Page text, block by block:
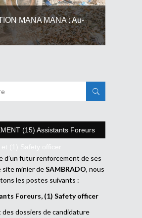
MANA MANA : Au-
(15) Assistants Foreurs
et (1) Safety officer
d’un futur renforcement de ses
site minier deSAMBRADO, nous
les postes suivants :
Foreurs, (1) Safety officer
des dossiers de candidature